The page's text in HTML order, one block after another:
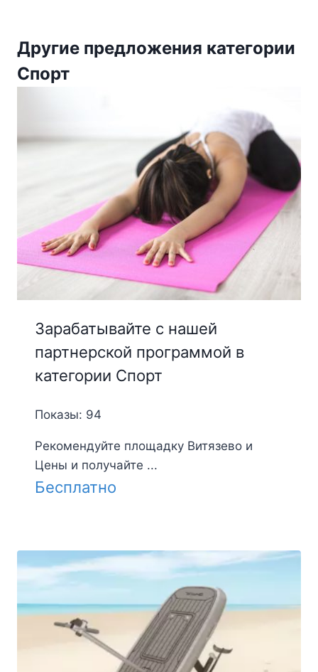
Другие предложения категории
Спорт
Зарабатывайте с нашей
партнерской программой в
категории Спорт
Показы: 94
Рекомендуйте площадку Витязево и
Цены и получайте ...
Бесплатно